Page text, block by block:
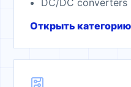
DC/DC converters
Открыть категорию